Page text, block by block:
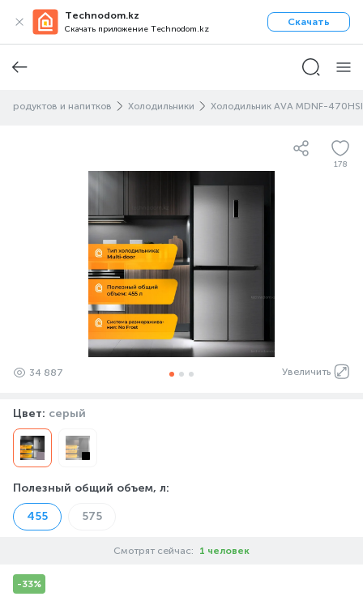
Technodom.kz
Скачать приложение Technodom.kz
Скачать
продуктов и напитков Холодильники Холодильник AVA MDNF-470HSI
178
Увеличить
34 887
Цвет: серый
Полезный общий объем, л:
455 575
Смотрят сейчас: 1 человек
-33%